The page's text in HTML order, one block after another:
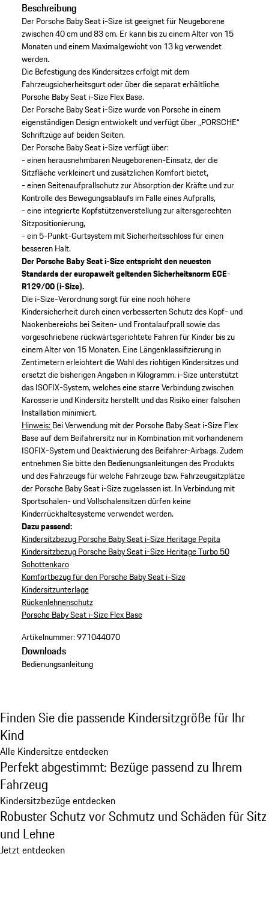
Beschreibung
Der Porsche Baby Seat i-Size ist geeignet für Neugeborene
zwischen 40 cm und 83 cm. Er kann bis zu einem Alter von 15
Monaten und einem Maximalgewicht von 13 kg verwendet
werden.
Die Befestigung des Kindersitzes erfolgt mit dem
Fahrzeugsicherheitsgurt oder über die separat erhältliche
Porsche Baby Seat i-Size Flex Base.
Der Porsche Baby Seat i-Size wurde von Porsche in einem
eigenständigen Design entwickelt und verfügt über „PORSCHE“
Schriftzüge auf beiden Seiten.
Der Porsche Baby Seat i-Size verfügt über:
- einen herausnehmbaren Neugeborenen-Einsatz, der die
Sitzfläche verkleinert und zusätzlichen Komfort bietet,
- einen Seitenaufprallschutz zur Absorption der Kräfte und zur
Kontrolle des Bewegungsablaufs im Falle eines Aufpralls,
- eine integrierte Kopfstützenverstellung zur altersgerechten
Sitzpositionierung,
- ein 5-Punkt-Gurtsystem mit Sicherheitsschloss für einen
besseren Halt.
Der Porsche Baby Seat i-Size entspricht den neuesten
Standards der europaweit geltenden Sicherheitsnorm ECE-
R129/00 (i-Size).
Die i-Size-Verordnung sorgt für eine noch höhere
Kindersicherheit durch einen verbesserten Schutz des Kopf- und
Nackenbereichs bei Seiten- und Frontalaufprall sowie das
vorgeschriebene rückwärtsgerichtete Fahren für Kinder bis zu
einem Alter von 15 Monaten. Eine Längenklassifizierung in
Zentimetern erleichtert die Wahl des richtigen Kindersitzes und
ersetzt die bisherigen Angaben in Kilogramm. i-Size unterstützt
das ISOFIX-System, welches eine starre Verbindung zwischen
Karosserie und Kindersitz herstellt und das Risiko einer falschen
Installation minimiert.
Hinweis:Bei Verwendung mit der Porsche Baby Seat i-Size Flex
Base auf dem Beifahrersitz nur in Kombination mit vorhandenem
ISOFIX-System und Deaktivierung des Beifahrer-Airbags. Zudem
entnehmen Sie bitte den Bedienungsanleitungen des Produkts
und des Fahrzeugs für welche Fahrzeuge bzw. Fahrzeugsitzplätze
der Porsche Baby Seat i-Size zugelassen ist. In Verbindung mit
Sportschalen- und Vollschalensitzen dürfen keine
Kinderrückhaltesysteme verwendet werden.
Dazu passend:
Kindersitzbezug Porsche Baby Seat i-Size Heritage Pepita
Kindersitzbezug Porsche Baby Seat i-Size Heritage Turbo 50
Schottenkaro
Komfortbezug für den Porsche Baby Seat i-Size
Kindersitzunterlage
Rückenlehnenschutz
Porsche Baby Seat i-Size Flex Base​
Artikelnummer:971044070
Downloads
Bedienungsanleitung
Finden Sie die passende Kindersitzgröße für Ihr
Kind
Alle Kindersitze entdecken
Perfekt abgestimmt: Bezüge passend zu Ihrem
Fahrzeug
Kindersitzbezüge entdecken
Robuster Schutz vor Schmutz und Schäden für Sitz
und Lehne
Jetzt entdecken